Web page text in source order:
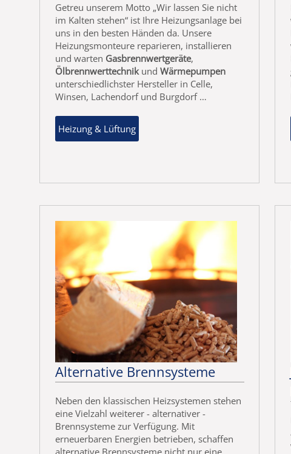
Getreu unserem Motto „Wir lassen Sie nicht
im Kalten stehen“ ist Ihre Heizungsanlage bei
uns in den besten Händen da. Unsere
Heizungsmonteure reparieren, installieren
und warten Gasbrennwertgeräte,
Ölbrennwerttechnikund Wärmepumpen
unterschiedlichster Hersteller in Celle,
Winsen, Lachendorf und Burgdorf …
Heizung & Lüftung
Alternative Brennsysteme
Neben den klassischen Heizsystemen stehen
eine Vielzahl weiterer - alternativer -
Brennsysteme zur Verfügung. Mit
erneuerbaren Energien betrieben, schaffen